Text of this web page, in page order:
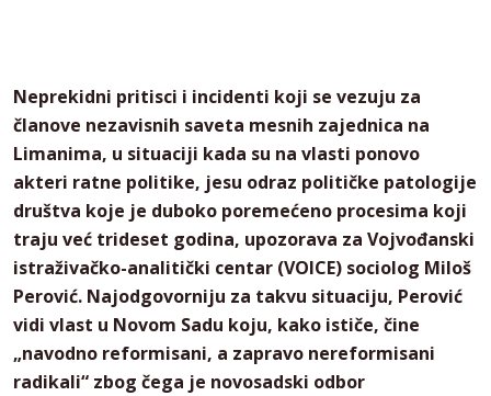
Neprekidni pritisci i incidenti koji se vezuju za
članove nezavisnih saveta mesnih zajednica na
Limanima, u situaciji kada su na vlasti ponovo
akteri ratne politike, jesu odraz političke patologije
društva koje je duboko poremećeno procesima koji
traju već trideset godina, upozorava za Vojvođanski
istraživačko-analitički centar (VOICE) sociolog Miloš
Perović. Najodgovorniju za takvu situaciju, Perović
vidi vlast u Novom Sadu koju, kako ističe, čine
„navodno reformisani, a zapravo nereformisani
radikali“ zbog čega je novosadski odbor